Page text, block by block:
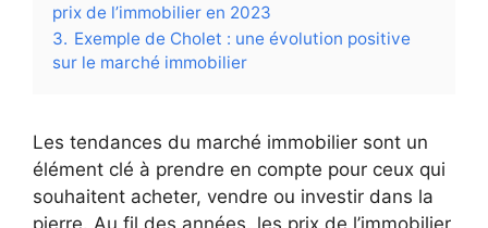
prix de l’immobilier en 2023
3. Exemple de Cholet : une évolution positive
sur le marché immobilier
Les tendances du marché immobilier sont un
élément clé à prendre en compte pour ceux qui
souhaitent acheter, vendre ou investir dans la
pierre. Au fil des années, les prix de l’immobilier